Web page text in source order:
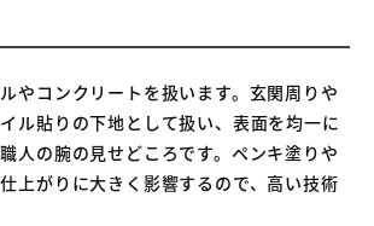
やコンクリートを扱います。玄関周りや
ル貼りの下地として扱い、表面を均一に
人の腕の見せどころです。ペンキ塗りや
上がりに大きく影響するので、高い技術